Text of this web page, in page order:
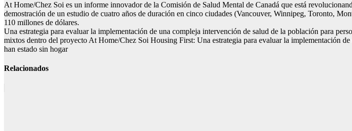
At Home/Chez Soi es un informe innovador de la Comisión de Salud Mental de Canadá que está
demostración de un estudio de cuatro años de duración en cinco ciudades (Vancouver, Winnipeg, Toronto,
110 millones de dólares.
Una estrategia para evaluar la implementación de una compleja intervención de salud de la población para
mixtos dentro del proyecto At Home/Chez Soi Housing First: Una estrategia para evaluar la implementación
han estado sin hogar
Relacionados